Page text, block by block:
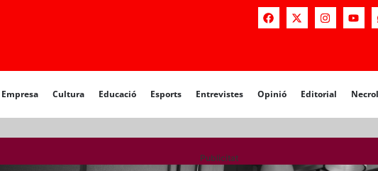
Empresa Cultura Educació Esports Entrevistes Opinió Editorial
Opinió Editorial
Publicitat